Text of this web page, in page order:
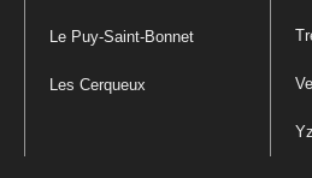
Le Puy-Saint-Bonnet
Les Cerqueux